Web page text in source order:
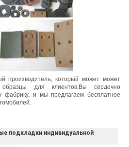
производитель, который может может
для клиентов. Вы сердечно
фабрику, и мы предлагаем бесплатное
подкладки индивидуальной